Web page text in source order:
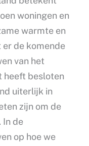
woningen en
warmte en
de komende
van het
heeft besloten
uiterlijk in
zijn om de
In de
op hoe we